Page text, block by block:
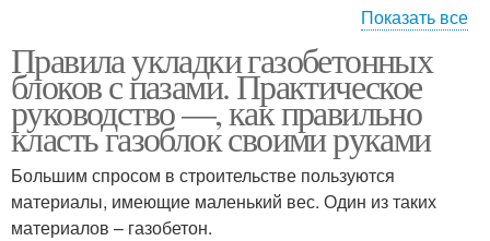
перегородки
Газобетонные
перегородки
Газобетон в европе
Газобетон в
строительстве
Показать все
Правила укладки газобетонных
блоков с пазами. Практическое
руководство —, как правильно
класть газоблок своими руками
Большим спросом в строительстве пользуются
материалы, имеющие маленький вес. Один из таких
материалов – газобетон.